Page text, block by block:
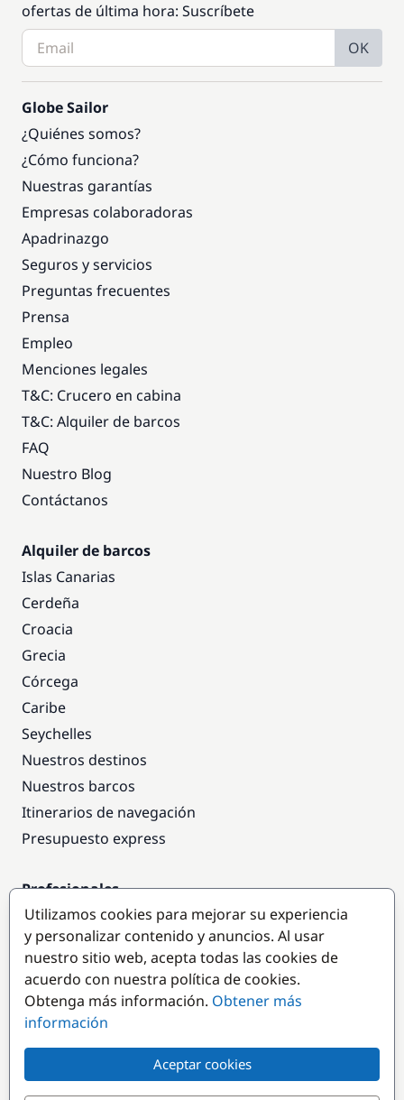
ofertas de última hora: Suscríbete
OK
Globe Sailor
¿Quiénes somos?
¿Cómo funciona?
Nuestras garantías
Empresas colaboradoras
Apadrinazgo
Seguros y servicios
Preguntas frecuentes
Prensa
Empleo
Menciones legales
T&C: Crucero en cabina
T&C: Alquiler de barcos
FAQ
Nuestro Blog
Contáctanos
Alquiler de barcos
Islas Canarias
Cerdeña
Croacia
Grecia
Córcega
Caribe
Seychelles
Nuestros destinos
Nuestros barcos
Itinerarios de navegación
Presupuesto express
Profesionales
Acceso empresas
Colaborar como empresa
Destinos populares
Utilizamos cookies para mejorar su experiencia
y personalizar contenido y anuncios. Al usar
nuestro sitio web, acepta todas las cookies de
acuerdo con nuestra política de cookies.
Obtenga más información. Obtener más
información
Aceptar cookies